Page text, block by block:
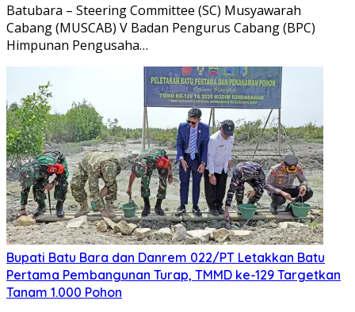
Batubara – Steering Committee (SC) Musyawarah
Cabang (MUSCAB) V Badan Pengurus Cabang (BPC)
Himpunan Pengusaha…
Bupati Batu Bara dan Danrem 022/PT Letakkan Batu
Pertama Pembangunan Turap, TMMD ke-129 Targetkan
Tanam 1.000 Pohon